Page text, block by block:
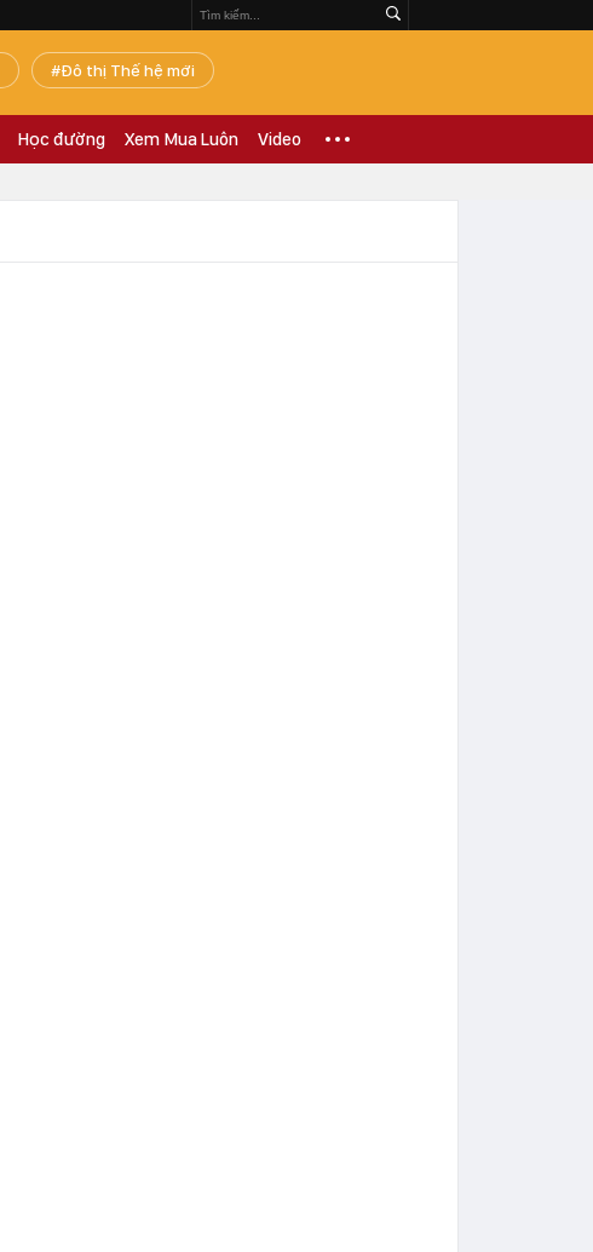
Đô thị Thế hệ mới
Học đường Xem Mua Luôn Video